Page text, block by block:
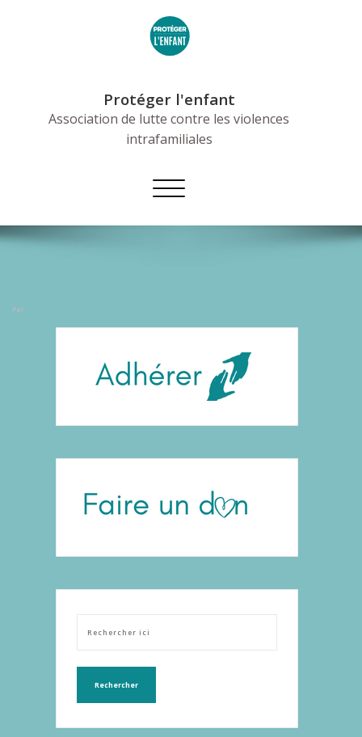
Protéger l'enfant
Association de lutte contre les violences
intrafamiliales
Afficher/masquer
la
Par